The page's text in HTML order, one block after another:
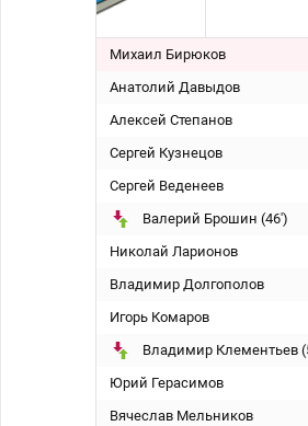
Михаил Бирюков
Анатолий Давыдов
Алексей Степанов
Сергей Кузнецов
Сергей Веденеев
Валерий Брошин (46')
Николай Ларионов
Владимир Долгополов
Игорь Комаров
Владимир Клементьев
Юрий Герасимов
Вячеслав Мельников